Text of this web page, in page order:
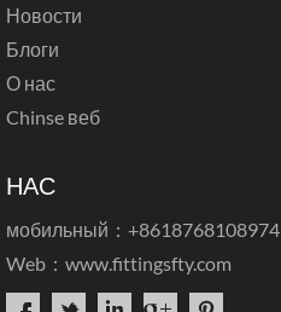
Новости
Блоги
О нас
Chinse веб
НАС
мобильный：+8618768108974
Web： www.fittingsfty.com